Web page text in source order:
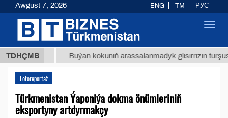
TDHÇMB
ТМТ Buýan köküniň arassalanmadyk glisirrizin turşusy (t.)
Fotoreportaž
Türkmenistan Ýaponiýa dokma önümleriniň
eksportyny artdyrmakçy
Awgust 7, 2026 ENG TM РУС